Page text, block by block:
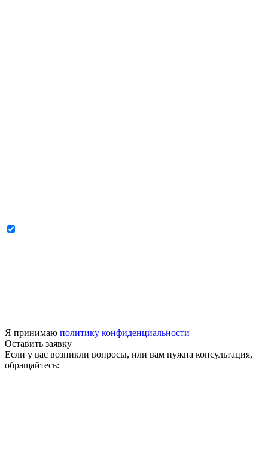
Я принимаю политику конфиденциальности
Оставить заявку
Если у вас возникли вопросы, или вам нужна консультация,
обращайтесь: